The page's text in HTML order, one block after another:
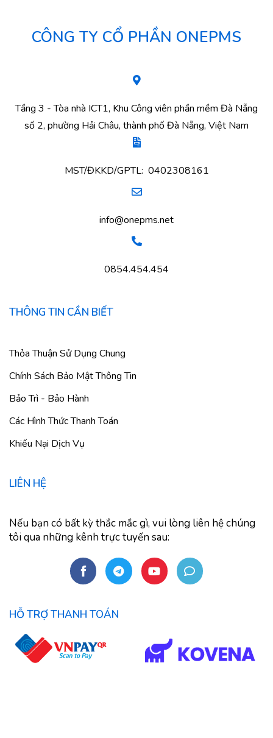
CÔNG TY CỔ PHẦN ONEPMS
Tầng 3 - Tòa nhà ICT1, Khu Công viên phần mềm Đà Nẵng
số 2, phường Hải Châu, thành phố Đà Nẵng, Việt Nam
MST/ĐKKD/GPTL: 0402308161
info@onepms.net
0854.454.454
THÔNG TIN CẦN BIẾT
Thỏa Thuận Sử Dụng Chung
Chính Sách Bảo Mật Thông Tin
Bảo Trì - Bảo Hành
Các Hình Thức Thanh Toán
Khiếu Nại Dịch Vụ
LIÊN HỆ
Nếu bạn có bất kỳ thắc mắc gì, vui lòng liên hệ chúng
tôi qua những kênh trực tuyến sau:
HỖ TRỢ THANH TOÁN